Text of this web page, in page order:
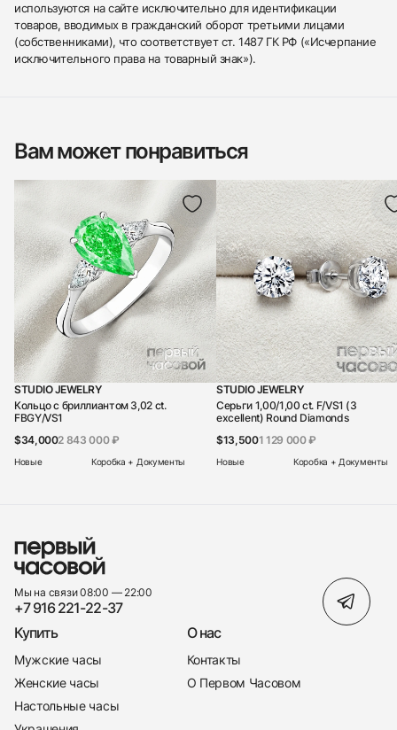
используются на сайте исключительно для идентификации
товаров, вводимых в гражданский оборот третьими лицами
(собственниками), что соответствует ст. 1487 ГК РФ («Исчерпание
исключительного права на товарный знак»).
Вам может понравиться
STUDIO JEWELRY
Кольцо с бриллиантом 3,02 ct.
FBGY/VS1
$34,0002 843 000 ₽
Новые Коробка + Документы
STUDIO JEWELRY
Серьги 1,00/1,00 ct. F/VS1 (3
excellent) Round Diamonds
$13,5001 129 000 ₽
Новые Коробка + Документы
Мы на связи 08:00 — 22:00
+7 916 221-22-37
Купить
Мужские часы
Женские часы
Настольные часы
О нас
Контакты
О Первом Часовом